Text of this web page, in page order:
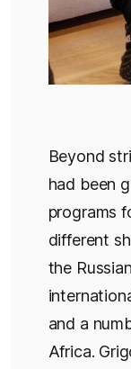
Beyond
had been
programs
different
the
and a
Africa.